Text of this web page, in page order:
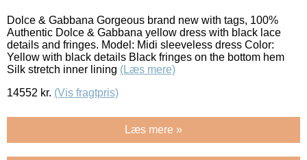
Dolce & Gabbana Gorgeous brand new with tags, 100%
Authentic Dolce & Gabbana yellow dress with black lace
details and fringes. Model: Midi sleeveless dress Color:
Yellow with black details Black fringes on the bottom hem
Silk stretch inner lining (Læs mere)
14552 kr. (Vis fragtpris)
Læs mere »